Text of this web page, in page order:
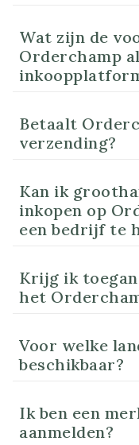
Wat zijn de
Orderchamp
Betaalt
verzending?
Kan ik
inkopen op
een bedrijf te
Krijg ik
het
Voor welke
beschikbaar?
Ik ben een
aanmelden?